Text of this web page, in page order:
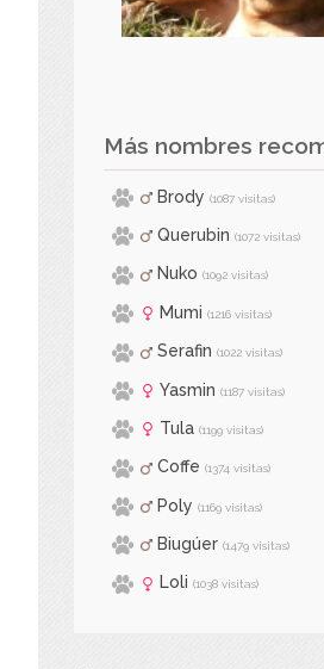
Más nombres
Brody (1087 visitas)
Querubin (1072 visitas)
Nuko (1092 visitas)
Mumi (1216 visitas)
Serafin (1022 visitas)
Yasmin (1187 visitas)
Tula (1199 visitas)
Coffe (1374 visitas)
Poly (1169 visitas)
Biugúer (1479 visitas)
Loli (1038 visitas)